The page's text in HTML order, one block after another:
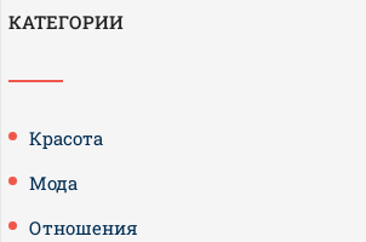
КАТЕГОРИИ
Красота
Мода
Отношения